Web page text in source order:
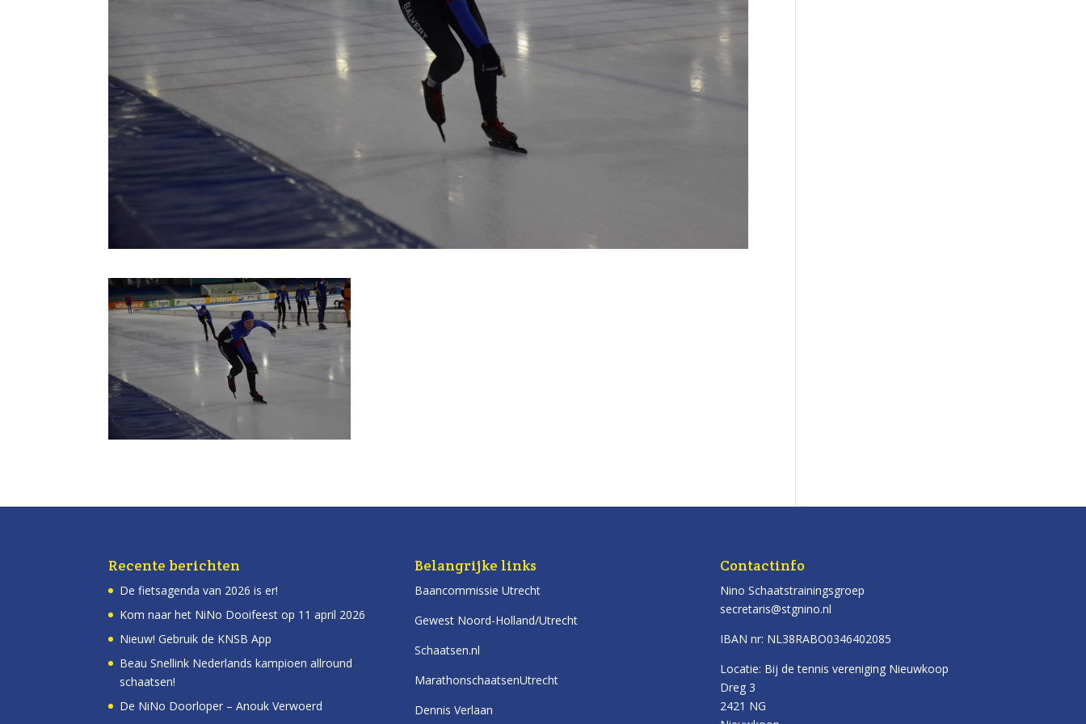
Recente berichten
De fietsagenda van 2026 is er!
Kom naar het NiNo Dooifeest op 11 april 2026
Nieuw! Gebruik de KNSB App
Beau Snellink Nederlands kampioen allround
schaatsen!
De NiNo Doorloper – Anouk Verwoerd
Belangrijke links
Baancommissie Utrecht
Gewest Noord-Holland/Utrecht
Schaatsen.nl
MarathonschaatsenUtrecht
Dennis Verlaan
Contactinfo
Nino Schaatstrainingsgroep
secretaris@stgnino.nl
IBAN nr: NL38RABO0346402085
Locatie: Bij de tennis vereniging Nieuwkoop
Dreg 3
2421 NG